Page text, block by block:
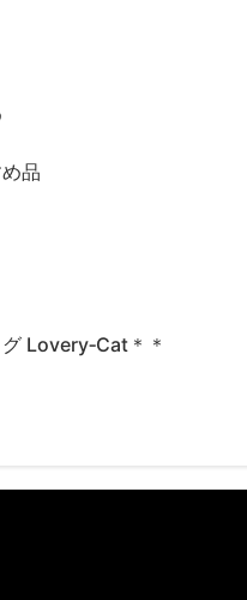
品
Lovery‐Cat＊＊